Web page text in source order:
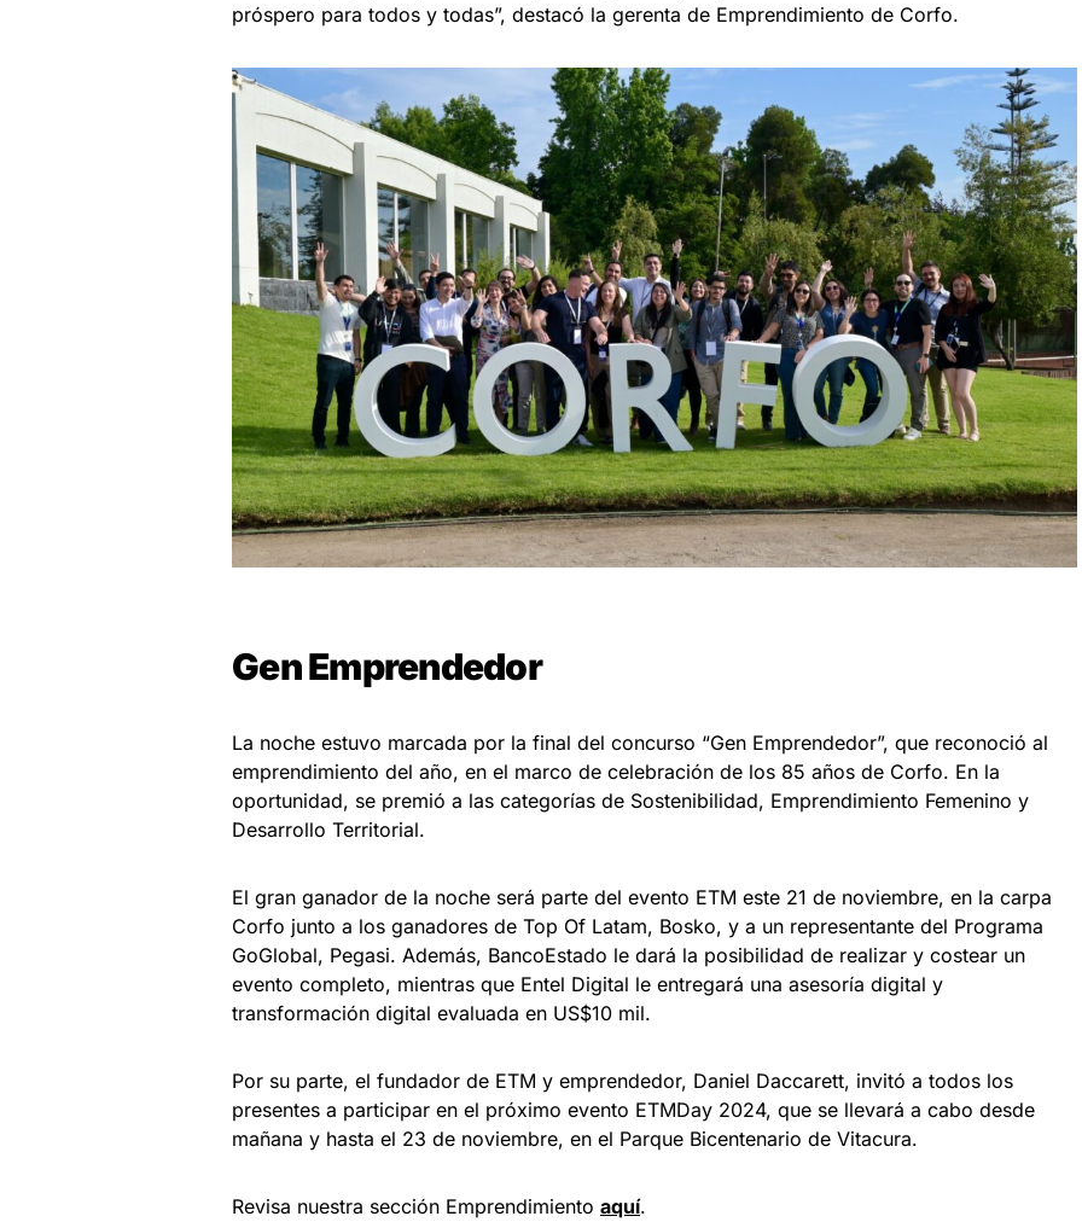
próspero para todos y todas”, destacó la gerenta de Emprendimiento de Corfo.
Gen Emprendedor
La noche estuvo marcada por la final del concurso “Gen Emprendedor”, que reconoció al
emprendimiento del año, en el marco de celebración de los 85 años de Corfo. En la
oportunidad, se premió a las categorías de Sostenibilidad, Emprendimiento Femenino y
Desarrollo Territorial.
El gran ganador de la noche será parte del evento ETM este 21 de noviembre, en la carpa
Corfo junto a los ganadores de Top Of Latam, Bosko, y a un representante del Programa
GoGlobal, Pegasi. Además, BancoEstado le dará la posibilidad de realizar y costear un
evento completo, mientras que Entel Digital le entregará una asesoría digital y
transformación digital evaluada en US$10 mil.
Por su parte, el fundador de ETM y emprendedor, Daniel Daccarett, invitó a todos los
presentes a participar en el próximo evento ETMDay 2024, que se llevará a cabo desde
mañana y hasta el 23 de noviembre, en el Parque Bicentenario de Vitacura.
Revisa nuestra sección Emprendimiento aquí.